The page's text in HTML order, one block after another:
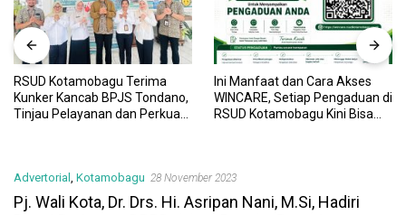
Ini Manfaat dan Cara Akses
WINCARE, Setiap Pengaduan di
RSUD Kotamobagu Kini Bisa
RSUD Kotamobagu Hadirkan
WINCARE, Terobosan Digital
untuk Pengaduan Masyarakat
Advertorial , Kotamobagu 28 November 2023
Pj. Wali Kota, Dr. Drs. Hi. Asripan Nani, M.Si, Hadiri